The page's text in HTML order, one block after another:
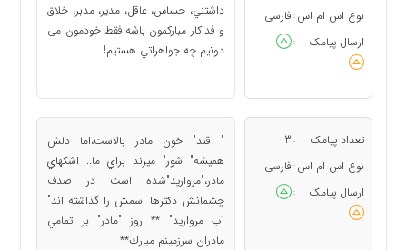
نوع اس ام اس : فارسی
ارسال پیامک
:
داشتني، حساس، عاقل، مدير، مدبر، خلاق
و فداكار مباركمون باشه!فقط خودمون می
دونيم چه جواهراتي هستيم!
تعداد پیامک :
3
نوع اس ام اس : فارسی
ارسال پیامک
:
" قند" خون مادر بالاست،اما دلش
هميشه" شور" ميزند براي ما.. اشكهاي
مادر،"مرواريد"شده است در صدف
چشمانش دكترها اسمش را گذاشته اند"
آب مرواريد" ** روز "مادر" بر تمامي
مادران سرزمينم مبارك**